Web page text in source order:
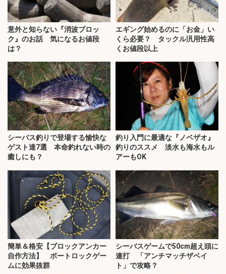
意外と知らない『消波ブロッ
ク』のお話 気になるお値段
は？
エギング始めるのに「お金」い
くら必要？ タックル汎用性高
くお値段以上
シーバス釣りで登場する愉快な
ゲスト達7選 本命釣れない時の
癒しにも？
釣り入門に最適な『ノベザオ』
釣りのススメ 淡水も海水もル
アーもOK
簡単＆格安【ブロックアンカー
自作方法】 ボートロックゲー
ムに効果抜群
シーバスゲームで50cm超え頭に
連打 「アンチマッチザベイ
ト」で攻略？